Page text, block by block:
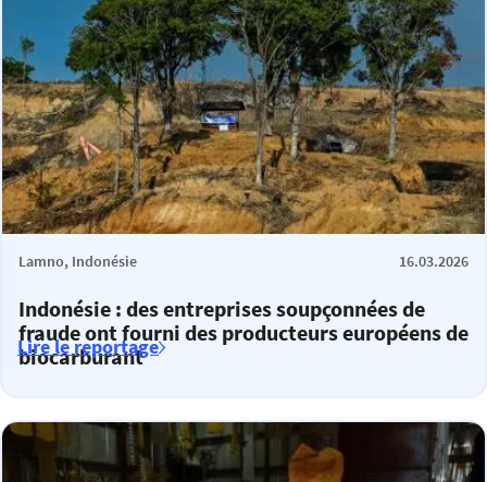
Lamno, Indonésie 16.03.2026
Indonésie : des entreprises soupçonnées de
fraude ont fourni des producteurs européens de
biocarburant
Lire le reportage